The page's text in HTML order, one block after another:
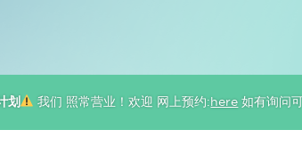
划 我们 照常营业！欢迎 网上预约: here 如有询问